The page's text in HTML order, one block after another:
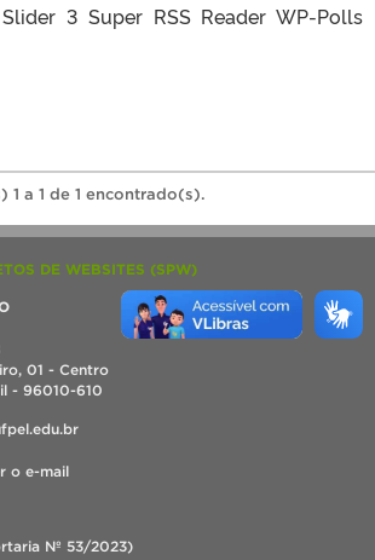
3 Super RSS Reader WP-Polls
a 1 de 1 encontrado(s).
DE WEBSITES (SPW)
01 - Centro
- 96010-610
o e-mail
Nº 53/2023)